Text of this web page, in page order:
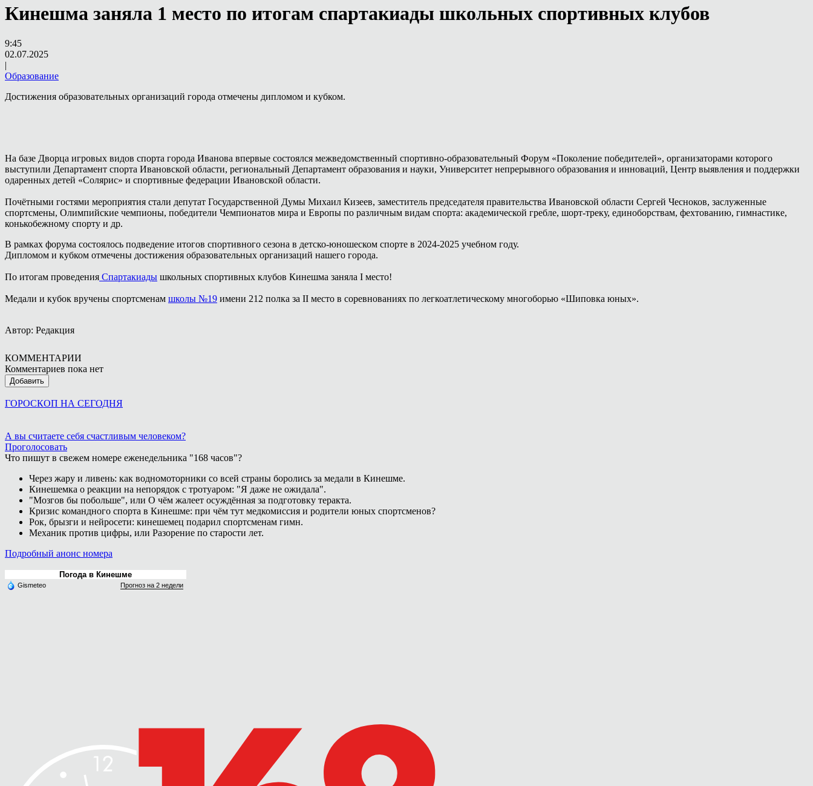
Кинешма заняла 1 место по итогам спартакиады школьных спортивных клубов
9:45
02.07.2025
|
Образование
Достижения образовательных организаций города отмечены дипломом и кубком.
На базе Дворца игровых видов спорта города Иванова впервые состоялся межведомственный спортивно-образовательный Форум «Поколение победителей», организаторами которого
выступили Департамент спорта Ивановской области, региональный Департамент образования и науки, Университет непрерывного образования и инноваций, Центр выявления и поддержки
одаренных детей «Солярис» и спортивные федерации Ивановской области.
Почётными гостями мероприятия стали депутат Государственной Думы Михаил Кизеев, заместитель председателя правительства Ивановской области Сергей Чесноков, заслуженные
спортсмены, Олимпийские чемпионы, победители Чемпионатов мира и Европы по различным видам спорта: академической гребле, шорт-треку, единоборствам, фехтованию, гимнастике,
конькобежному спорту и др.
В рамках форума состоялось подведение итогов спортивного сезона в детско-юношеском спорте в 2024-2025 учебном году.
Дипломом и кубком отмечены достижения образовательных организаций нашего города.
По итогам проведения Спартакиады школьных спортивных клубов Кинешма заняла I место!
Медали и кубок вручены спортсменам школы №19 имени 212 полка за II место в соревнованиях по легкоатлетическому многоборью «Шиповка юных».
Автор: Редакция
КОММЕНТАРИИ
Комментариев пока нет
Добавить
ГОРОСКОП НА СЕГОДНЯ
А вы считаете себя счастливым человеком?
Проголосовать
Что пишут в свежем номере еженедельника "168 часов"?
Через жару и ливень: как водномоторники со всей страны боролись за медали в Кинешме.
Кинешемка о реакции на непорядок с тротуаром: "Я даже не ожидала".
"Мозгов бы побольше", или О чём жалеет осуждённая за подготовку теракта.
Кризис командного спорта в Кинешме: при чём тут медкомиссия и родители юных спортсменов?
Рок, брызги и нейросети: кинешемец подарил спортсменам гимн.
Механик против цифры, или Разорение по старости лет.
Подробный анонс номера
Погода в Кинешме
Gismeteo Прогноз на 2 недели